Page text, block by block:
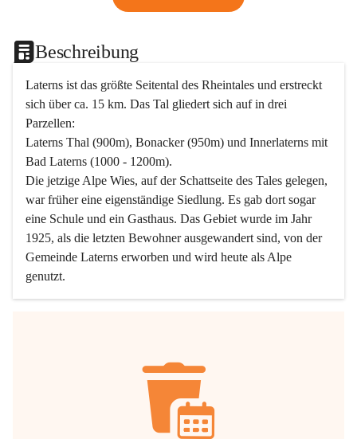
Beschreibung
Laterns ist das größte Seitental des Rheintales und erstreckt
sich über ca. 15 km. Das Tal gliedert sich auf in drei
Parzellen:
Laterns Thal (900m), Bonacker (950m) und Innerlaterns mit
Bad Laterns (1000 - 1200m).
Die jetzige Alpe Wies, auf der Schattseite des Tales gelegen,
war früher eine eigenständige Siedlung. Es gab dort sogar
eine Schule und ein Gasthaus. Das Gebiet wurde im Jahr
1925, als die letzten Bewohner ausgewandert sind, von der
Gemeinde Laterns erworben und wird heute als Alpe
genutzt.